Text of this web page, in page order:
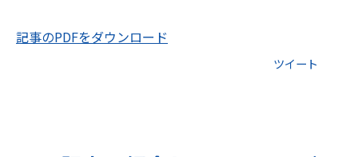
記事のPDFをダウンロード
ツイート